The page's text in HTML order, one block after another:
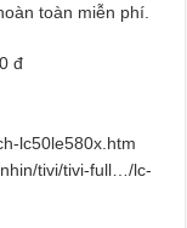
toàn miễn phí.
đ
lc50le580x.htm
tivi/tivi-full…/lc-